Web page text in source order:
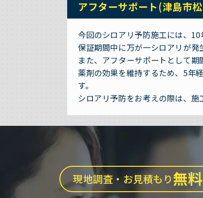
アフターサポート(津島市
今回のシロアリ予防施工には、10
保証期間中に万が一シロアリが発
また、アフターサポートとして
薬剤の効果を維持するため、5年
す。
シロアリ予防をお考えの際は、施
現地調査・お見積もり無料